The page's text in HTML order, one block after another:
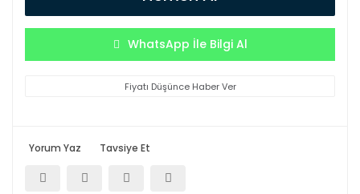
WhatsApp İle Bilgi Al
Fiyatı Düşünce Haber Ver
Yorum Yaz Tavsiye Et